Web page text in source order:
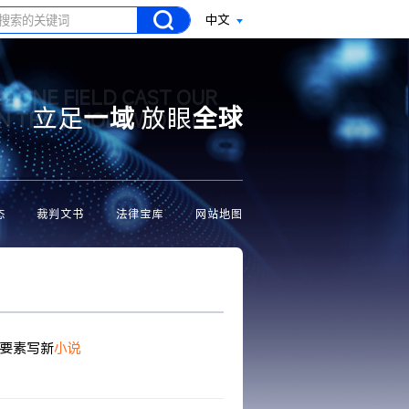
中文
ONE FIELD CAST OUR
THE WHOLE WORLD
立足一域放眼全球
裁判文书 法律宝库 网站地图
素写新小说